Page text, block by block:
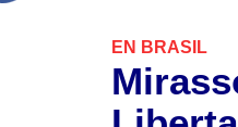
EN BRASIL